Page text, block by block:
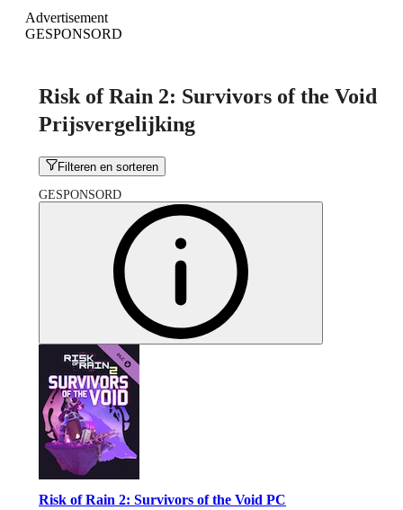
Advertisement
GESPONSORD
Risk of Rain 2: Survivors of the Void
Prijsvergelijking
Filteren en sorteren
GESPONSORD
Risk of Rain 2: Survivors of the Void PC